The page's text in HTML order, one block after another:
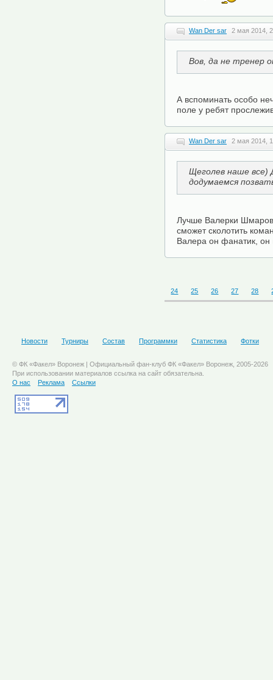
Wan Der sar 2 мая 2014,
Вов, да не тренер
А вспоминать особо
поле у ребят
Wan Der sar 2 мая 2014,
Щеголев наше все)
додумаемся
Лучше Валерки
сможет сколотить
Валера он фанатик,
24 25 26 27 28
Новости Турниры Состав Программки Статистика Фотки
© ФК «Факел» Воронеж | Официальный фан-клуб ФК «Факел» Воронеж, 2005-2026
При использовании материалов ссылка на сайт обязательна.
О нас
Реклама Ссылки